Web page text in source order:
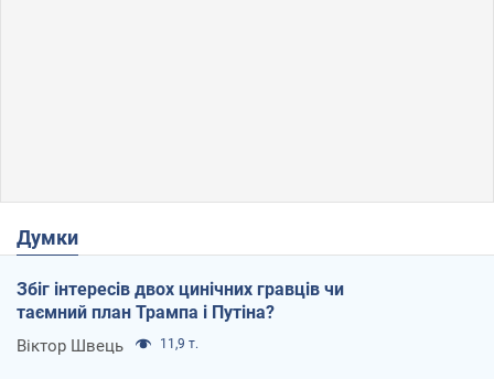
Думки
Збіг інтересів двох цинічних гравців чи
таємний план Трампа і Путіна?
Віктор Швець 11,9 т.